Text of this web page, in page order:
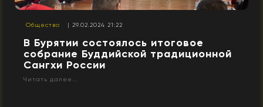
Общество | 29.02.2024 21:22
В Бурятии состоялось итоговое
собрание Буддийской традиционной
Сангхи России
Читать далее...